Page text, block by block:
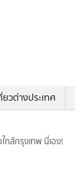
ยวต่างประเทศ
กล้กรุงเทพ นี่เอง!